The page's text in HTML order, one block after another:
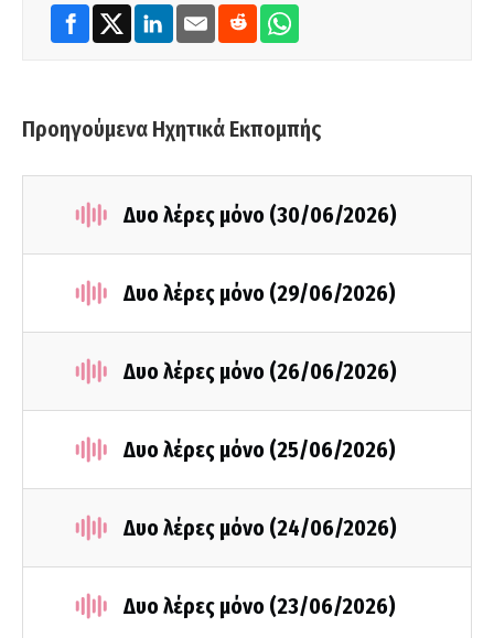
Προηγούμενα Ηχητικά Εκπομπής
Δυο λέρες μόνο (30/06/2026)
Δυο λέρες μόνο (29/06/2026)
Δυο λέρες μόνο (26/06/2026)
Δυο λέρες μόνο (25/06/2026)
Δυο λέρες μόνο (24/06/2026)
Δυο λέρες μόνο (23/06/2026)